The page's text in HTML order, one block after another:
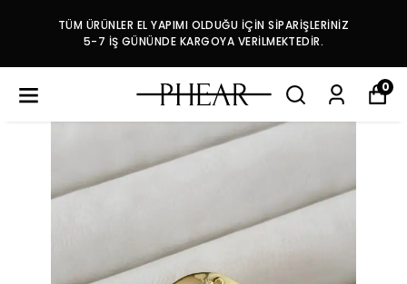
TÜM ÜRÜNLER EL YAPIMI OLDUĞU İÇİN SİPARİŞLERİNİZ
5-7 İŞ GÜNÜNDE KARGOYA VERİLMEKTEDİR.
0